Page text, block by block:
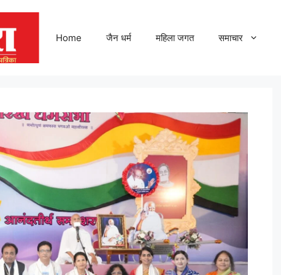
Home जैन धर्म महिला जगत समाचार